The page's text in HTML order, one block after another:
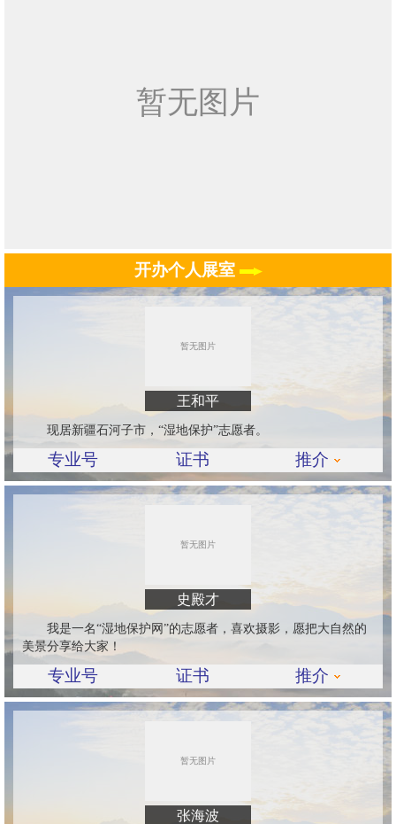
开办个人展室
王和平
现居新疆石河子市，“湿地保护”志愿者。
专业号 证书 推介
史殿才
我是一名“湿地保护网”的志愿者，喜欢摄影，愿把大自然的
美景分享给大家！
专业号 证书 推介
张海波